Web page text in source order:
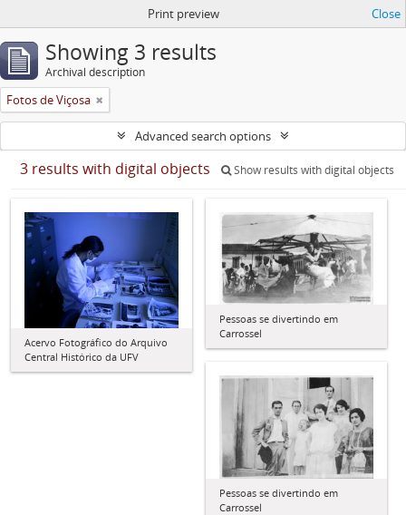
Print preview Close
Showing 3 results
Archival description
Fotos de Viçosa
Advanced search options
3 results with digital objects Show results with digital objects
Acervo Fotográfico do Arquivo
Central Histórico da UFV
Pessoas se divertindo em
Carrossel
Pessoas se divertindo em
Carrossel